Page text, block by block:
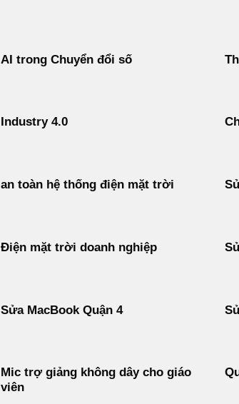
AI trong Chuyển đổi số
Industry 4.0
an toàn hệ thống điện mặt trời
Điện mặt trời doanh nghiệp
Sửa MacBook Quận 4
Mic trợ giảng không dây cho giáo
viên